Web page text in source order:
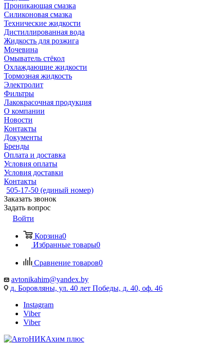
Проникающая смазка
Силиконовая смазка
Технические жидкости
Дистиллированная вода
Жидкость для розжига
Мочевина
Омыватель стёкол
Охлаждающие жидкости
Тормозная жидкость
Электролит
Фильтры
Лакокрасочная продукция
О компании
Новости
Контакты
Документы
Бренды
Оплата и доставка
Условия оплаты
Условия доставки
Контакты
505-17-50 (единый номер)
Заказать звонок
Задать вопрос
Войти
Корзина0
Избранные товары0
Сравнение товаров0
avtonikahim@yandex.by
д. Боровляны, ул. 40 лет Победы, д. 40, оф. 46
Instagram
Viber
Viber